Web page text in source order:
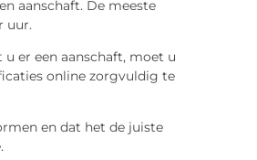
aanschaft. De meeste
uur.
er een aanschaft, moet u
online zorgvuldig te
en dat het de juiste